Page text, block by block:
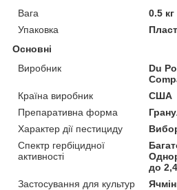
Вага
0.5 кг
Упаковка
Основні
Виробник
Du
Країна виробник
США
Препаративна форма
Характер дії пестициду
Спектр гербіцидної
активності
до
Застосування для культур